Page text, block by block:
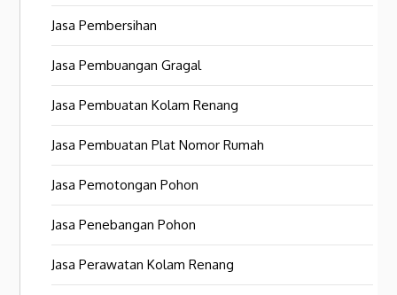
Jasa Pembersihan
Jasa Pembuangan Gragal
Jasa Pembuatan Kolam Renang
Jasa Pembuatan Plat Nomor Rumah
Jasa Pemotongan Pohon
Jasa Penebangan Pohon
Jasa Perawatan Kolam Renang